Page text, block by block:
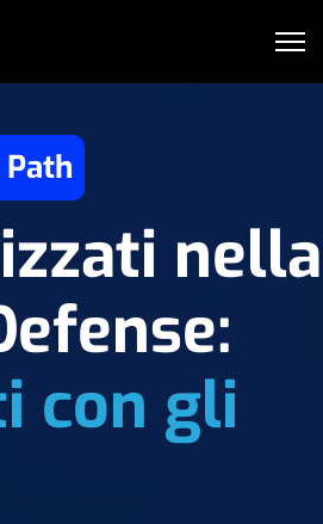
nella
con gli